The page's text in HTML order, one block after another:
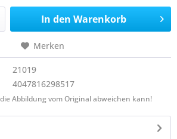
In den Warenkorb
Merken
21019
4047816298517
Abbildung vom Original abweichen kann!